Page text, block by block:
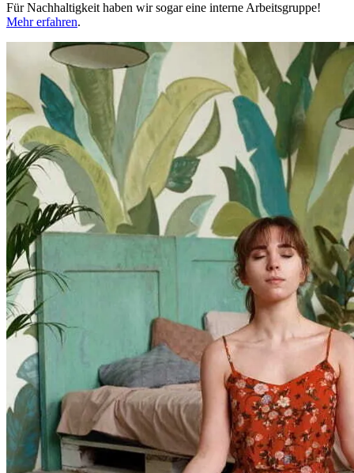
Für Nachhaltigkeit haben wir sogar eine interne Arbeitsgruppe!
Mehr erfahren.